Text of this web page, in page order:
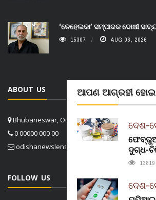
ଆପଣ ଆଗ୍ରହୀ
ଦେଶ-
ଦୁଗ୍ଧ-
13819
ଦେଶ-
‘ତେହେଲକା’ ସମ୍ପାଦକ ଦୋଷୀ
15307 AUG 06, 2026
ABOUT US
Bhubaneswar, Odisha, India
0 00000 000 00
odishanewslens@gmail.com
FOLLOW US